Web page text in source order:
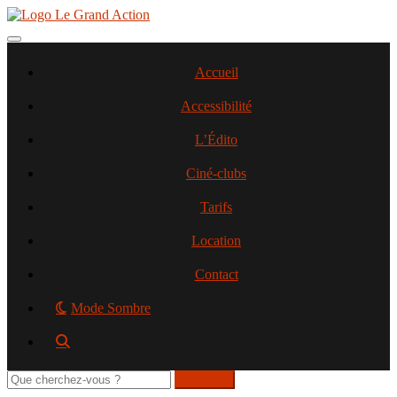
Aller
contenu
Toggle navigation
Accueil
Accessibilité
L’Édito
Ciné-clubs
Tarifs
Location
Contact
Mode Sombre
Rechercher
sur